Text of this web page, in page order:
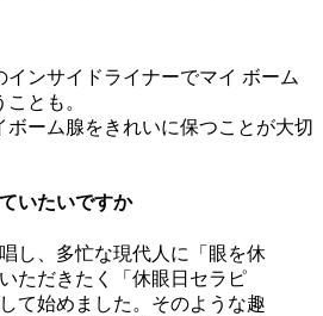
インサイドライナーでマイ ボーム
とも。
ボーム腺をきれいに保つことが大切
いたいですか
し、多忙な現代人に「眼を休
ただきたく「休眼日セラピ
て始めました。そのような趣